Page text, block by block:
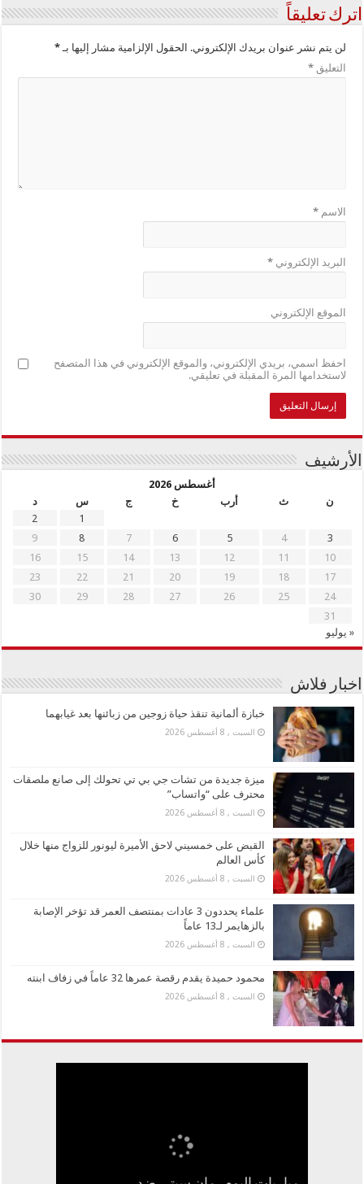
اترك تعليقاً
لن يتم نشر عنوان بريدك الإلكتروني. الحقول الإلزامية مشار إليها بـ*
التعليق*
الاسم*
البريد الإلكتروني*
الموقع الإلكتروني
احفظ اسمي، بريدي الإلكتروني، والموقع الإلكتروني في هذا المتصفح
لاستخدامها المرة المقبلة في تعليقي.
الأرشيف
أغسطس 2026
ن
ث أرب خ ج س
د
1
2
3
4
5
6
7
8
9
10
11
12
13
14
15
16
17
18
19
20
21
22
23
24
25
26
27
28
29
30
31
« يوليو
اخبار فلاش
خبازة ألمانية تنقذ حياة زوجين من زبائنها بعد غيابهما
السبت , 8 أغسطس 2026
ميزة جديدة من تشات جي بي تي تحولك إلى صانع ملصقات
محترف على “واتساب”
السبت , 8 أغسطس 2026
القبض على خمسيني لاحق الأميرة ليونور للزواج منها خلال
كأس العالم
السبت , 8 أغسطس 2026
علماء يحددون 3 عادات بمنتصف العمر قد تؤخر الإصابة
بالزهايمر لـ13 عاماً
السبت , 8 أغسطس 2026
محمود حميدة يقدم رقصة عمرها 32 عاماً في زفاف ابنته
السبت , 8 أغسطس 2026